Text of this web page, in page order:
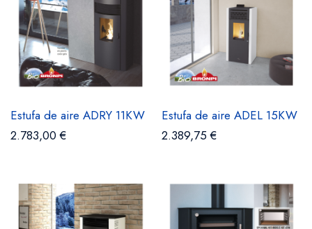
Estufa de aire ADRY 11KW
2.783,00 €
Estufa de aire ADEL 15KW
2.389,75 €